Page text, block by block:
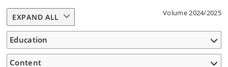
Volume 2024/2025
EXPAND ALL
Education
Content